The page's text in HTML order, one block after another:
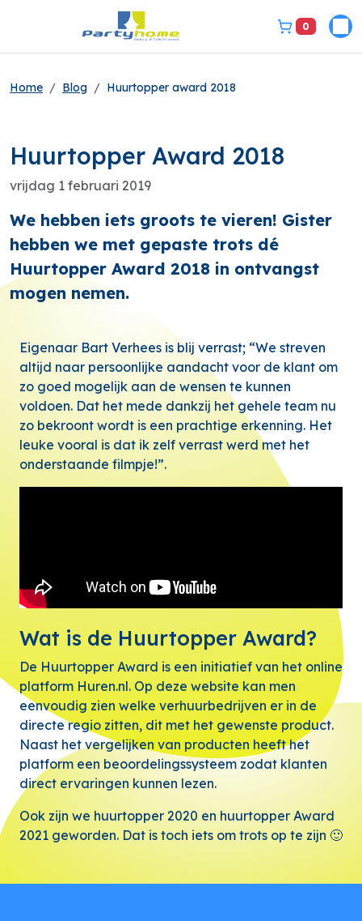
bel ons
0
Home Blog Huurtopper award 2018
Huurtopper Award 2018
vrijdag 1 februari 2019
We hebben iets groots te vieren! Gister
hebben we met gepaste trots dé
Huurtopper Award 2018 in ontvangst
mogen nemen.
Eigenaar Bart Verhees is blij verrast; “We streven
altijd naar persoonlijke aandacht voor de klant om
zo goed mogelijk aan de wensen te kunnen
voldoen. Dat het mede dankzij het gehele team nu
zo bekroont wordt is een prachtige erkenning. Het
leuke vooral is dat ik zelf verrast werd met het
onderstaande filmpje!”.
Wat is de Huurtopper Award?
De Huurtopper Award is een initiatief van het online
platform Huren.nl. Op deze website kan men
eenvoudig zien welke verhuurbedrijven er in de
directe regio zitten, dit met het gewenste product.
Naast het vergelijken van producten heeft het
platform een beoordelingssysteem zodat klanten
direct ervaringen kunnen lezen.
Ook zijn we huurtopper 2020 en huurtopper Award
2021 geworden. Dat is toch iets om trots op te zijn 🙂